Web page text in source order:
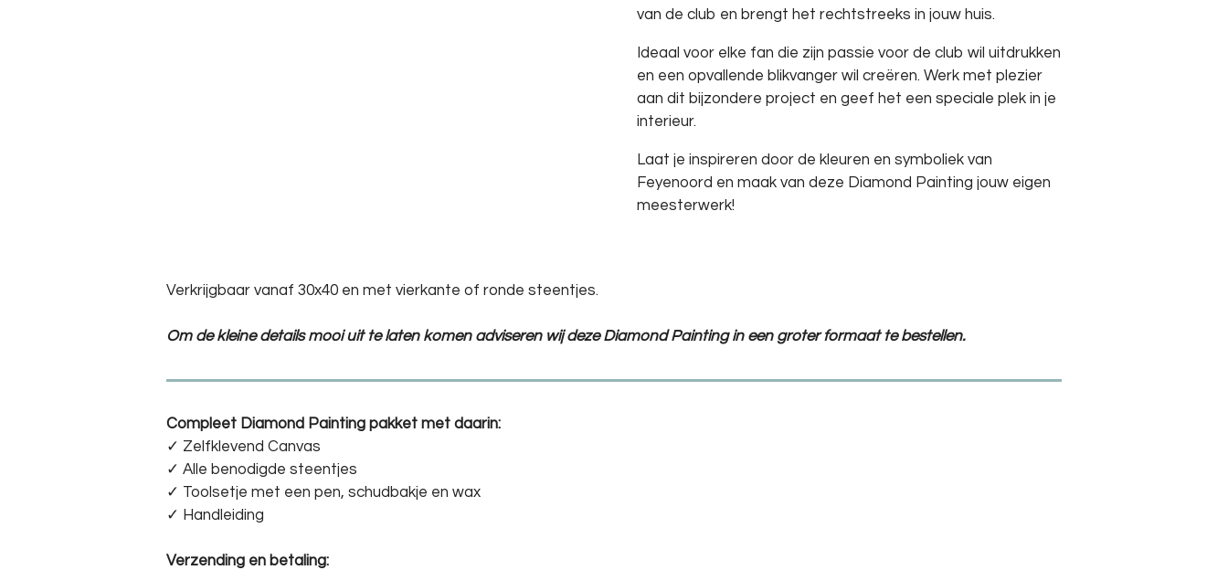
van de club en brengt het rechtstreeks in jouw huis.
Ideaal voor elke fan die zijn passie voor de club wil uitdrukken
en een opvallende blikvanger wil creëren. Werk met plezier
aan dit bijzondere project en geef het een speciale plek in je
interieur.
Laat je inspireren door de kleuren en symboliek van
Feyenoord en maak van deze Diamond Painting jouw eigen
meesterwerk!
Verkrijgbaar vanaf 30x40 en met vierkante of ronde steentjes.
Om de kleine details mooi uit te laten komen adviseren wij deze Diamond Painting in een groter formaat te bestellen.
Compleet Diamond Painting pakket met daarin:
✓ Zelfklevend Canvas
✓ Alle benodigde steentjes
✓ Toolsetje met een pen, schudbakje en wax
✓ Handleiding
Verzending en betaling: